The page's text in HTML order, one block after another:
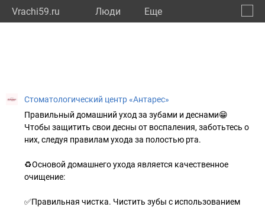
Vrachi59.ru Люди Eще
Стоматологический центр «Антарес»
Правильный домашний уход за зубами и деснами😁
Чтобы защитить свои десны от воспаления, заботьтесь о
них, следуя правилам ухода за полостью рта.
♻Основой домашнего ухода является качественное
очищение:
✅Правильная чистка. Чистить зубы с использованием